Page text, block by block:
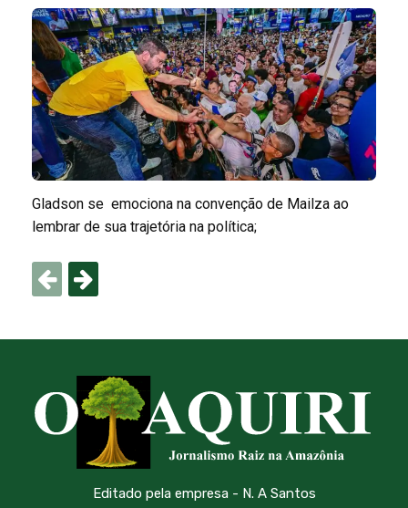
Gladson se emociona na convenção de Mailza ao
lembrar de sua trajetória na política;
Editado pela empresa - N. A Santos